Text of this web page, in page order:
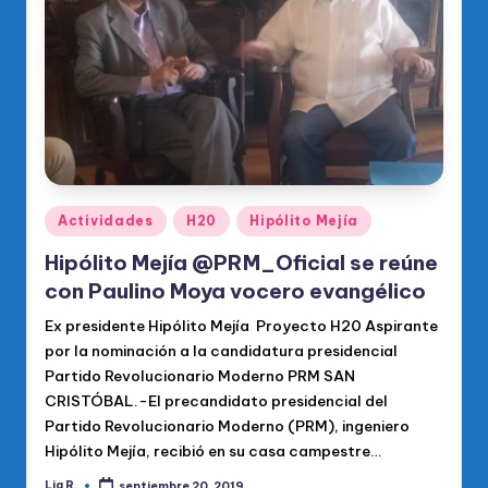
O
fi
ci
al
d
el
P
R
M
Publicado
en
Actividades H20 Hipólito Mejía
Hipólito Mejía @PRM_Oficial se reúne
con Paulino Moya vocero evangélico
Ex presidente Hipólito Mejía Proyecto H20 Aspirante
por la nominación a la candidatura presidencial
Partido Revolucionario Moderno PRM SAN
CRISTÓBAL.-El precandidato presidencial del
Partido Revolucionario Moderno (PRM), ingeniero
Hipólito Mejía, recibió en su casa campestre…